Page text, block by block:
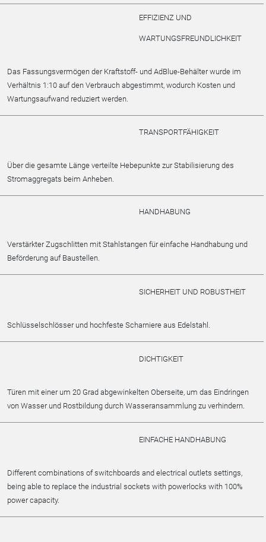
EFFIZIENZ UND
WARTUNGSFREUNDLICHKEIT
Das Fassungsvermögen der Kraftstoff- und AdBlue-Behälter wurde im
Verhältnis 1:10 auf den Verbrauch abgestimmt, wodurch Kosten und
Wartungsaufwand reduziert werden.
TRANSPORTFÄHIGKEIT
Über die gesamte Länge verteilte Hebepunkte zur Stabilisierung des
Stromaggregats beim Anheben.
HANDHABUNG
Verstärkter Zugschlitten mit Stahlstangen für einfache Handhabung und
Beförderung auf Baustellen.
SICHERHEIT UND ROBUSTHEIT
Schlüsselschlösser und hochfeste Scharniere aus Edelstahl.
DICHTIGKEIT
Türen mit einer um 20 Grad abgewinkelten Oberseite, um das Eindringen
von Wasser und Rostbildung durch Wasseransammlung zu verhindern.
EINFACHE HANDHABUNG
Different combinations of switchboards and electrical outlets settings,
being able to replace the industrial sockets with powerlocks with 100%
power capacity.